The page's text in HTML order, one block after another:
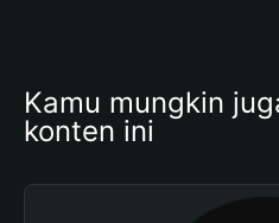
Kamu mungkin
konten ini